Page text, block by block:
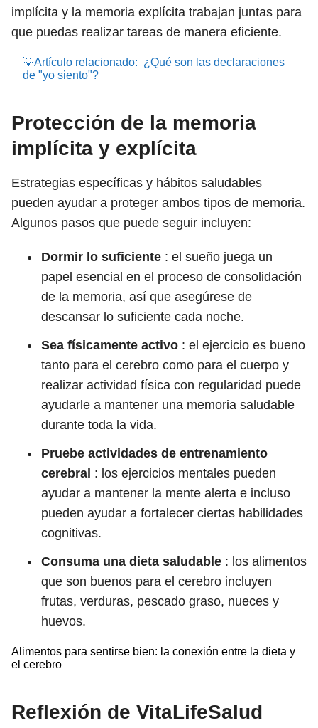
implícita y la memoria explícita trabajan juntas para
que puedas realizar tareas de manera eficiente.
💡Artículo relacionado: ¿Qué son las declaraciones
de "yo siento"?
Protección de la memoria
implícita y explícita
Estrategias específicas y hábitos saludables
pueden ayudar a proteger ambos tipos de memoria.
Algunos pasos que puede seguir incluyen:
Dormir lo suficiente : el sueño juega un
papel esencial en el proceso de consolidación
de la memoria, así que asegúrese de
descansar lo suficiente cada noche.
Sea físicamente activo : el ejercicio es bueno
tanto para el cerebro como para el cuerpo y
realizar actividad física con regularidad puede
ayudarle a mantener una memoria saludable
durante toda la vida.
Pruebe actividades de entrenamiento
cerebral : los ejercicios mentales pueden
ayudar a mantener la mente alerta e incluso
pueden ayudar a fortalecer ciertas habilidades
cognitivas.
Consuma una dieta saludable : los alimentos
que son buenos para el cerebro incluyen
frutas, verduras, pescado graso, nueces y
huevos.
Alimentos para sentirse bien: la conexión entre la dieta y
el cerebro
Reflexión de VitaLifeSalud